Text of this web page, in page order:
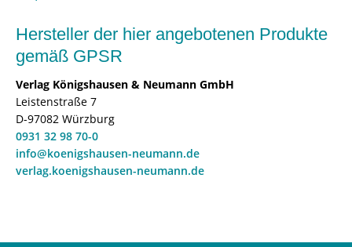
Hersteller der hier angebotenen Produkte
gemäß GPSR
Verlag Königshausen & Neumann GmbH
Leistenstraße 7
D-97082 Würzburg
0931 32 98 70-0
info@koenigshausen-neumann.de
verlag.koenigshausen-neumann.de